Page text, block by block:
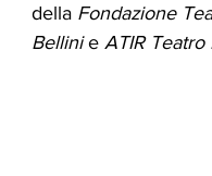
della Fondazione
Bellini e ATIR Teatro